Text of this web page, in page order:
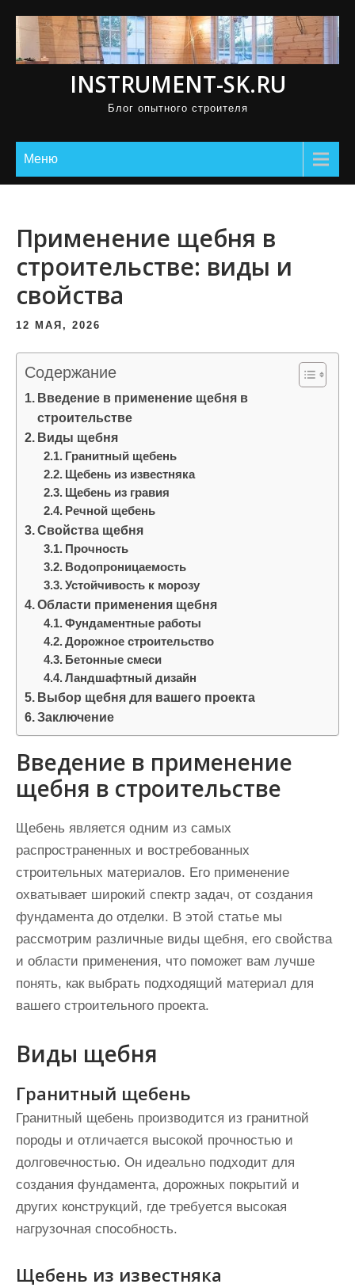
ь
INSTRUMENT-SK.RU
Блог опытного строителя
Меню
Применение щебня в
строительстве: виды и
свойства
12 МАЯ, 2026
Содержание
Введение в применение щебня в
строительстве
Виды щебня
Гранитный щебень
Щебень из известняка
Щебень из гравия
Речной щебень
Свойства щебня
Прочность
Водопроницаемость
Устойчивость к морозу
Области применения щебня
Фундаментные работы
Дорожное строительство
Бетонные смеси
Ландшафтный дизайн
Выбор щебня для вашего проекта
Заключение
Введение в применение
щебня в строительстве
Щебень является одним из самых
распространенных и востребованных
строительных материалов. Его применение
охватывает широкий спектр задач, от создания
фундамента до отделки. В этой статье мы
рассмотрим различные виды щебня, его свойства
и области применения, что поможет вам лучше
понять, как выбрать подходящий материал для
вашего строительного проекта.
Виды щебня
Гранитный щебень
Гранитный щебень производится из гранитной
породы и отличается высокой прочностью и
долговечностью. Он идеально подходит для
создания фундамента, дорожных покрытий и
других конструкций, где требуется высокая
нагрузочная способность.
Щебень из известняка